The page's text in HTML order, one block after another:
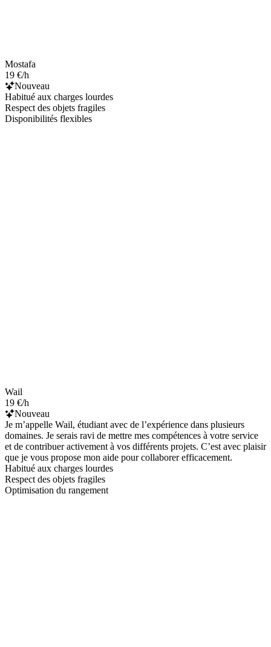
Mostafa
19 €/h
Nouveau
Habitué aux charges lourdes
Respect des objets fragiles
Disponibilités flexibles
Wail
19 €/h
Nouveau
Je m’appelle Wail, étudiant avec de l’expérience dans plusieurs
domaines. Je serais ravi de mettre mes compétences à votre service
et de contribuer activement à vos différents projets. C’est avec plaisir
que je vous propose mon aide pour collaborer efficacement.
Habitué aux charges lourdes
Respect des objets fragiles
Optimisation du rangement